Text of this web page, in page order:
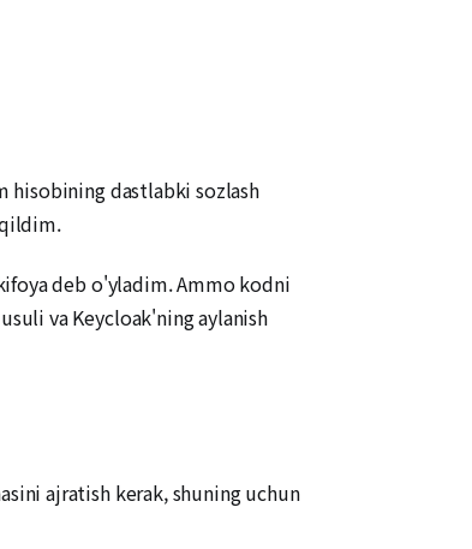
hisobining dastlabki sozlash
deb o'yladim. Ammo kodni
va Keycloak'ning aylanish
ajratish kerak, shuning uchun